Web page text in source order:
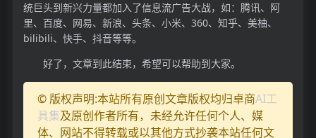
统巨头到新兴力量都加入了信息流广告大战，如：腾讯、阿
里、百度、网易、新浪、头条、小米、360、知乎、美柚、
bilibili、快手、抖音等等。
好了，文章到此结束，希望可以帮助到大家。
© 版权声明:本站所有原创文章版权均归卓商AI工
具集及原创作者所有，未经允许任何个人、媒
体、网站不得转载或以其他方式抄袭本站任何文